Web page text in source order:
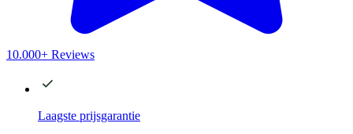
10.000+ Reviews
Laagste prijsgarantie